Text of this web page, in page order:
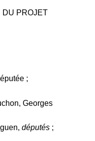
PROJET
;
Georges
députés;